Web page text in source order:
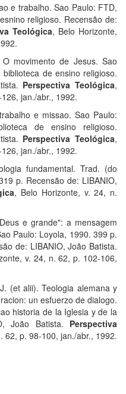
e trabalho. Sao Paulo: FTD,
religioso. Recensão de:
Teológica, Belo Horizonte,
O movimento de Jesus. Sao
de ensino religioso.
Perspectiva Teológica,
jan./abr., 1992.
e missao. Sao Paulo:
de ensino religioso.
Perspectiva Teológica,
jan./abr., 1992.
fundamental. Trad. (do
p. Recensão de: LIBANIO,
, Belo Horizonte, v. 24, n.
e grande": a mensagem
Paulo: Loyola, 1990. 399 p.
de: LIBANIO, João Batista.
v. 24, n. 62, p. 102-106,
(et alii). Teologia alemana y
un esfuerzo de dialogo.
historia de la Iglesia y de la
João Batista. Perspectiva
62, p. 98-100, jan./abr., 1992.